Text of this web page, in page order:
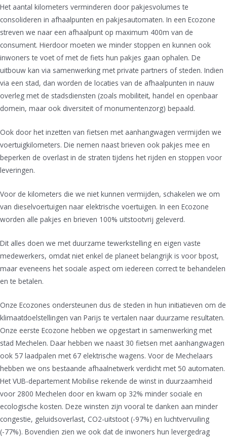
Het aantal kilometers verminderen door pakjesvolumes te
consolideren in afhaalpunten en pakjesautomaten. In een Ecozone
streven we naar een afhaalpunt op maximum 400m van de
consument. Hierdoor moeten we minder stoppen en kunnen ook
inwoners te voet of met de fiets hun pakjes gaan ophalen. De
uitbouw kan via samenwerking met private partners of steden. Indien
via een stad, dan worden de locaties van de afhaalpunten in nauw
overleg met de stadsdiensten (zoals mobiliteit, handel en openbaar
domein, maar ook diversiteit of monumentenzorg) bepaald.
Ook door het inzetten van fietsen met aanhangwagen vermijden we
voertuigkilometers. Die nemen naast brieven ook pakjes mee en
beperken de overlast in de straten tijdens het rijden en stoppen voor
leveringen.
Voor de kilometers die we niet kunnen vermijden, schakelen we om
van dieselvoertuigen naar elektrische voertuigen. In een Ecozone
worden alle pakjes en brieven 100% uitstootvrij geleverd.
Dit alles doen we met duurzame tewerkstelling en eigen vaste
medewerkers, omdat niet enkel de planeet belangrijk is voor bpost,
maar eveneens het sociale aspect om iedereen correct te behandelen
en te betalen.
Onze Ecozones ondersteunen dus de steden in hun initiatieven om de
klimaatdoelstellingen van Parijs te vertalen naar duurzame resultaten.
Onze eerste Ecozone hebben we opgestart in samenwerking met
stad Mechelen. Daar hebben we naast 30 fietsen met aanhangwagen
ook 57 laadpalen met 67 elektrische wagens. Voor de Mechelaars
hebben we ons bestaande afhaalnetwerk verdicht met 50 automaten.
Het VUB-departement Mobilise rekende de winst in duurzaamheid
voor 2800 Mechelen door en kwam op 32% minder sociale en
ecologische kosten. Deze winsten zijn vooral te danken aan minder
congestie, geluidsoverlast, CO2-uitstoot (-97%) en luchtvervuiling
(-77%). Bovendien zien we ook dat de inwoners hun levergedrag